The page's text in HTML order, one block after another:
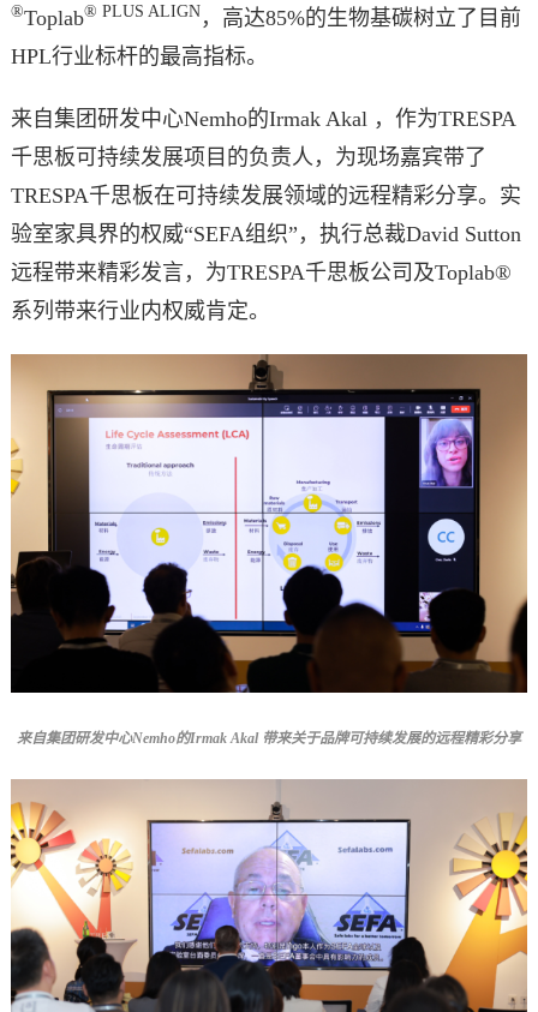
®Toplab® PLUS ALIGN ，高达85%的生物基碳树立了目前
HPL行业标杆的最高指标。
来自集团研发中心Nemho的Irmak Akal ，作为TRESPA
千思板可持续发展项目的负责人，为现场嘉宾带了
TRESPA千思板在可持续发展领域的远程精彩分享。实
验室家具界的权威“SEFA组织”，执行总裁David Sutton
远程带来精彩发言，为TRESPA千思板公司及Toplab®
系列带来行业内权威肯定。
来自集团研发中心Nemho的Irmak Akal 带来关于品牌可持续发展的远程精彩分享